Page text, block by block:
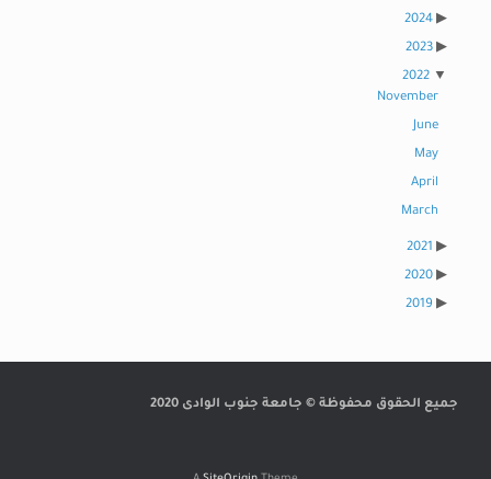
2024
2023
2022
November
June
May
April
March
2021
2020
2019
جميع الحقوق محفوظة © جامعة جنوب الوادى 2020